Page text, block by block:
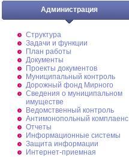
Администрация
Структура
Задачи и функции
План работы
Документы
Проекты документов
Муниципальный контроль
Дорожный фонд Мирного
Cведения о муниципальном
имуществе
Ведомственный контроль
Антимонопольный комплаенс
Отчеты
Информационные системы
Защита информации
Интернет-приемная